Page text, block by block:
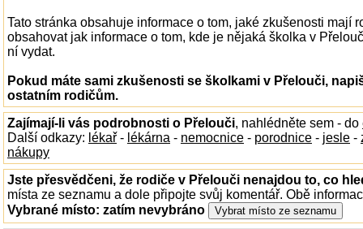
Tato stránka obsahuje informace o tom, jaké zkušenosti mají
obsahovat jak informace o tom, kde je nějaká školka v
ní vydat.
Pokud máte sami zkušenosti se školkami v Přelouči,
ostatním rodičům.
Zajímají-li vás podrobnosti o Přelouči, nahlédněte sem - do
Další odkazy: lékař - lékárna - nemocnice - porodnice - jesle -
nákupy
Jste přesvědčeni, že rodiče v Přelouči nenajdou to, co
místa ze seznamu a dole připojte svůj komentář. Obě
Vybrané místo: zatím nevybráno